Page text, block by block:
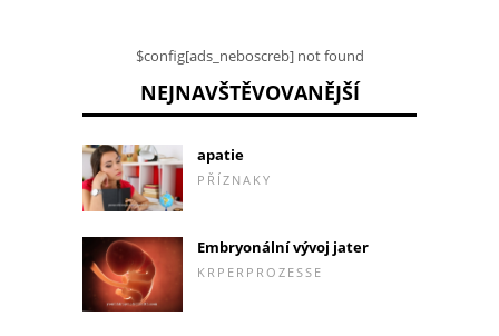
$config[ads_neboscreb] not found
NEJNAVŠTĚVOVANĚJŠÍ
apatie
PŘÍZNAKY
Embryonální vývoj jater
KRPERPROZESSE